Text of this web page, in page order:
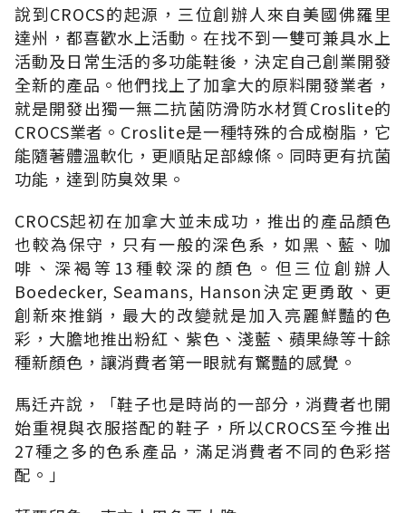
說到CROCS的起源，三位創辦人來自美國佛羅里
達州，都喜歡水上活動。在找不到一雙可兼具水上
活動及日常生活的多功能鞋後，決定自己創業開發
全新的產品。他們找上了加拿大的原料開發業者，
就是開發出獨一無二抗菌防滑防水材質Croslite的
CROCS業者。Croslite是一種特殊的合成樹脂，它
能隨著體溫軟化，更順貼足部線條。同時更有抗菌
功能，達到防臭效果。
CROCS起初在加拿大並未成功，推出的產品顏色
也較為保守，只有一般的深色系，如黑、藍、咖
啡、深褐等13種較深的顏色。但三位創辦人
Boedecker, Seamans, Hanson決定更勇敢、更
創新來推銷，最大的改變就是加入亮麗鮮豔的色
彩，大膽地推出粉紅、紫色、淺藍、蘋果綠等十餘
種新顏色，讓消費者第一眼就有驚豔的感覺。
馬迁卉說，「鞋子也是時尚的一部分，消費者也開
始重視與衣服搭配的鞋子，所以CROCS至今推出
27種之多的色系產品，滿足消費者不同的色彩搭
配。」